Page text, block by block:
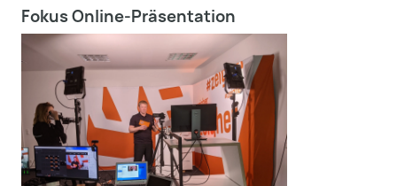
Fokus Online-Präsentation